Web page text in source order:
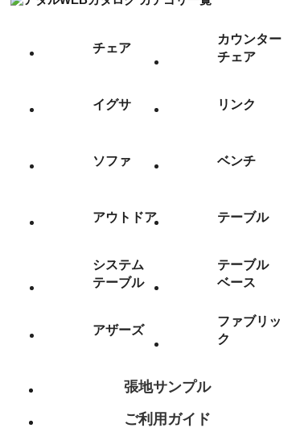
チェア
カウンター
チェア
イグサ リンク
ソファ ベンチ
アウトドア テーブル
システム
テーブル
テーブル
ベース
アザーズ
ファブリッ
ク
張地サンプル
ご利用ガイド